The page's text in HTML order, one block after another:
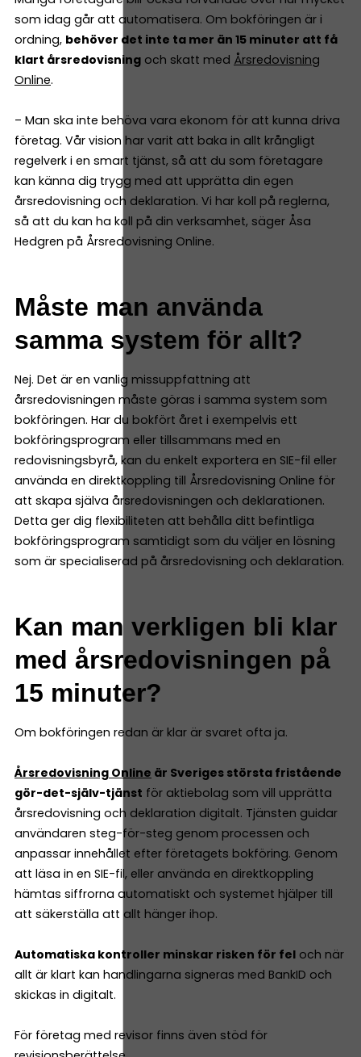
som idag går att automatisera. Om bokföringen är i
ordning, behöver det inte ta mer än 15 minuter att få
klart årsredovisning och skatt med Årsredovisning
Online.
– Man ska inte behöva vara ekonom för att kunna driva
företag. Vår vision har varit att baka in allt krångligt
regelverk i en smart tjänst, så att du som företagare
kan känna dig trygg med att upprätta din egen
årsredovisning och deklaration. Vi har koll på reglerna,
så att du kan ha koll på din verksamhet, säger Åsa
Hedgren på Årsredovisning Online.
Måste man använda
samma system för allt?
Nej. Det är en vanlig missuppfattning att
årsredovisningen måste göras i samma system som
bokföringen. Har du bokfört året i exempelvis ett
bokföringsprogram eller tillsammans med en
redovisningsbyrå, kan du enkelt exportera en SIE-fil eller
använda en direktkoppling till Årsredovisning Online för
att skapa själva årsredovisningen och deklarationen.
Detta ger dig flexibiliteten att behålla ditt befintliga
bokföringsprogram samtidigt som du väljer en lösning
som är specialiserad på årsredovisning och deklaration.
Kan man verkligen bli klar
med årsredovisningen på
15 minuter?
Om bokföringen redan är klar är svaret ofta ja.
Årsredovisning Online är Sveriges största fristående
gör-det-själv-tjänst för aktiebolag som vill upprätta
årsredovisning och deklaration digitalt. Tjänsten guidar
användaren steg-för-steg genom processen och
anpassar innehållet efter företagets bokföring. Genom
att läsa in en SIE-fil, eller använda en direktkoppling
hämtas siffrorna automatiskt och systemet hjälper till
att säkerställa att allt hänger ihop.
Automatiska kontroller minskar risken för fel och när
allt är klart kan handlingarna signeras med BankID och
skickas in digitalt.
För företag med revisor finns även stöd för